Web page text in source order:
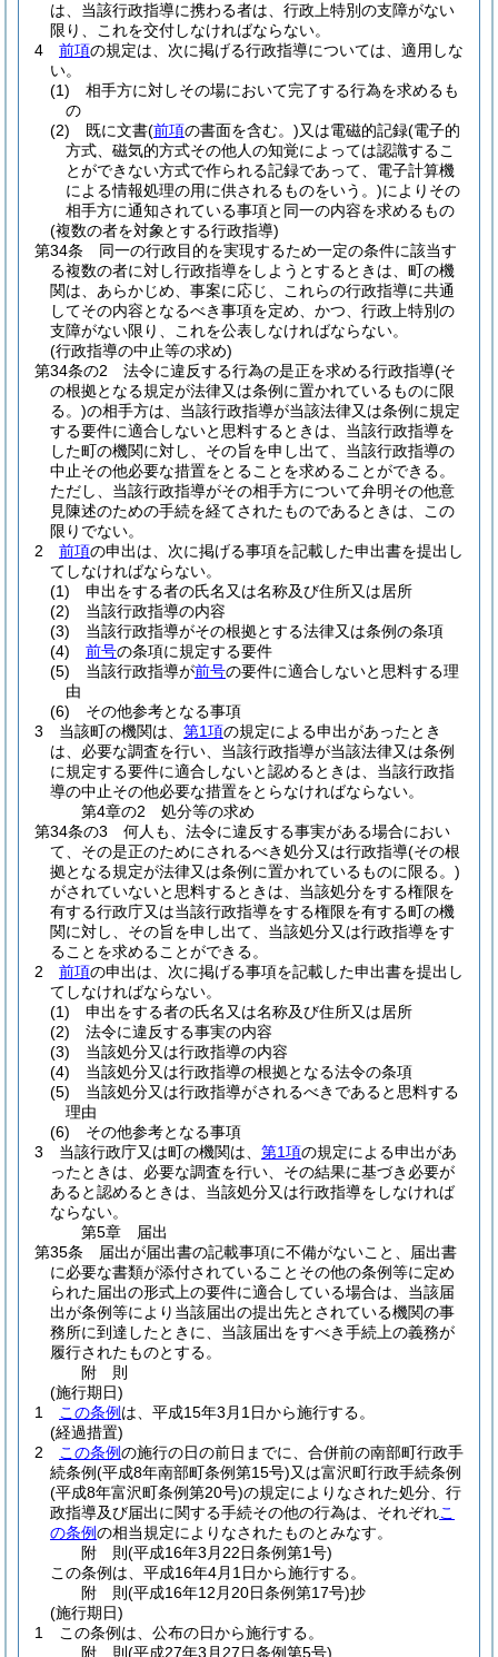
は、当該行政指導に携わる者は、行政上特別の支障がない
限り、これを交付しなければならない。
4
前項の規定は、次に掲げる行政指導については、適用しな
い。
(1)
相手方に対しその場において完了する行為を求めるも
の
(2)
既に文書(前項の書面を含む。)又は電磁的記録(電子的
方式、磁気的方式その他人の知覚によっては認識するこ
とができない方式で作られる記録であって、電子計算機
による情報処理の用に供されるものをいう。)によりその
相手方に通知されている事項と同一の内容を求めるもの
(複数の者を対象とする行政指導)
第34条
同一の行政目的を実現するため一定の条件に該当す
る複数の者に対し行政指導をしようとするときは、町の機
関は、あらかじめ、事案に応じ、これらの行政指導に共通
してその内容となるべき事項を定め、かつ、行政上特別の
支障がない限り、これを公表しなければならない。
(行政指導の中止等の求め)
第34条の2
法令に違反する行為の是正を求める行政指導(そ
の根拠となる規定が法律又は条例に置かれているものに限
る。)の相手方は、当該行政指導が当該法律又は条例に規定
する要件に適合しないと思料するときは、当該行政指導を
した町の機関に対し、その旨を申し出て、当該行政指導の
中止その他必要な措置をとることを求めることができる。
ただし、当該行政指導がその相手方について弁明その他意
見陳述のための手続を経てされたものであるときは、この
限りでない。
2
前項の申出は、次に掲げる事項を記載した申出書を提出し
てしなければならない。
(1)
申出をする者の氏名又は名称及び住所又は居所
(2)
当該行政指導の内容
(3)
当該行政指導がその根拠とする法律又は条例の条項
(4)
前号の条項に規定する要件
(5)
当該行政指導が前号の要件に適合しないと思料する理
由
(6)
その他参考となる事項
3
当該町の機関は、 第1項の規定による申出があったとき
は、必要な調査を行い、当該行政指導が当該法律又は条例
に規定する要件に適合しないと認めるときは、当該行政指
導の中止その他必要な措置をとらなければならない。
第4章の2
処分等の求め
第34条の3
何人も、法令に違反する事実がある場合におい
て、その是正のためにされるべき処分又は行政指導(その根
拠となる規定が法律又は条例に置かれているものに限る。)
がされていないと思料するときは、当該処分をする権限を
有する行政庁又は当該行政指導をする権限を有する町の機
関に対し、その旨を申し出て、当該処分又は行政指導をす
ることを求めることができる。
2
前項の申出は、次に掲げる事項を記載した申出書を提出し
てしなければならない。
(1)
申出をする者の氏名又は名称及び住所又は居所
(2)
法令に違反する事実の内容
(3)
当該処分又は行政指導の内容
(4)
当該処分又は行政指導の根拠となる法令の条項
(5)
当該処分又は行政指導がされるべきであると思料する
理由
(6)
その他参考となる事項
3
当該行政庁又は町の機関は、 第1項の規定による申出があ
ったときは、必要な調査を行い、その結果に基づき必要が
あると認めるときは、当該処分又は行政指導をしなければ
ならない。
第5章
届出
第35条
届出が届出書の記載事項に不備がないこと、届出書
に必要な書類が添付されていることその他の条例等に定め
られた届出の形式上の要件に適合している場合は、当該届
出が条例等により当該届出の提出先とされている機関の事
務所に到達したときに、当該届出をすべき手続上の義務が
履行されたものとする。
附 則
(施行期日)
1
この条例 は、平成15年3月1日から施行する。
(経過措置)
2
この条例の施行の日の前日までに、合併前の南部町行政手
続条例(平成8年南部町条例第15号)又は富沢町行政手続条例
(平成8年富沢町条例第20号)の規定によりなされた処分、行
政指導及び届出に関する手続その他の行為は、それぞれこ
の条例の相当規定によりなされたものとみなす。
附 則(平成16年3月22日条例第1号)
この条例は、平成16年4月1日から施行する。
附 則(平成16年12月20日条例第17号)抄
(施行期日)
1
この条例は、公布の日から施行する。
附 則(平成27年3月27日条例第5号)